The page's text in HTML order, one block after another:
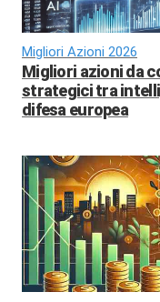
Migliori Azioni 2026
Migliori azioni da
strategici tra
difesa europea